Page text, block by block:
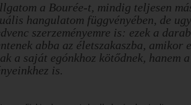
a Bourée-t, mindig teljesen
hangulatom függvényében, de
szerzeményemre is: ezek a
abba az életszakaszba, amikor
a saját egónkhoz kötődnek, hanem
is.